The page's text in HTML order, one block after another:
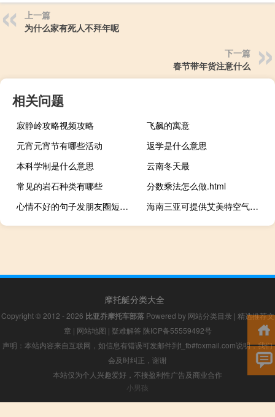
上一篇
为什么家有死人不拜年呢
下一篇
春节带年货注意什么
相关问题
寂静岭攻略视频攻略
飞飙的寓意
元宵元宵节有哪些活动
返学是什么意思
本科学制是什么意思
云南冬天最
常见的岩石种类有哪些
分数乘法怎么做.html
心情不好的句子发朋友圈短句（心情不好的句子）
海南三亚可提供艾美特空气净化器维修服务地址在哪
摩托艇分类大全
Copyright © 2012 - 2026 比亚乔摩托车部落Powered by 网站分类目录 | 精选推荐文
章 | 网站地图 | 疑难解答 陕ICP备55559492号
声明：本站内容来自互联网，如信息有错误可发邮件到f_fb#foxmail.com说明，我们
会及时纠正，谢谢
本站仅为个人兴趣爱好，不接盈利性广告及商业合作
小男孩